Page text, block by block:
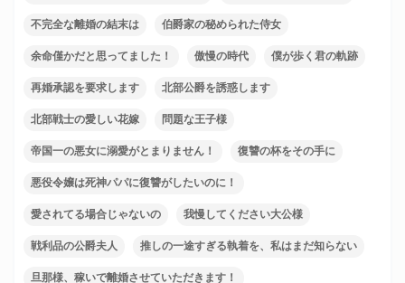
不完全な離婚の結末は 伯爵家の秘められた侍女
余命僅かだと思ってました！ 傲慢の時代 僕が歩く君の軌跡
再婚承認を要求します 北部公爵を誘惑します
北部戦士の愛しい花嫁 問題な王子様
帝国一の悪女に溺愛がとまりません！ 復讐の杯をその手に
悪役令嬢は死神パパに復讐がしたいのに！
愛されてる場合じゃないの 我慢してください大公様
戦利品の公爵夫人 推しの一途すぎる執着を、私はまだ知らない
旦那様、稼いで離婚させていただきます！